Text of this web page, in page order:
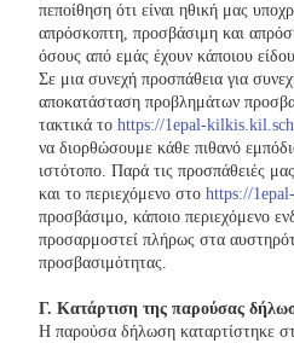
πεποίθηση ότι είναι ηθική μας
απρόσκοπτη, προσβάσιμη και
όσους από εμάς έχουν κάποιου
Σε μια συνεχή προσπάθεια για
αποκατάσταση προβλημάτων
τακτικά τοhttps://1epal-
να διορθώσουμε κάθε πιθανό
ιστότοπο. Παρά τις προσπάθειές
και το περιεχόμενο στο https://
προσβάσιμο, κάποιο περιεχόμενο
προσαρμοστεί πλήρως στα
προσβασιμότητας.
Γ. Κατάρτιση της παρούσας
Η παρούσα δήλωση καταρτίστηκε